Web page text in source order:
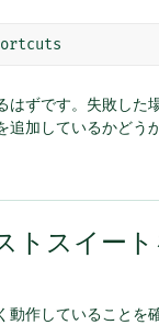
はずです。失敗した
追加しているかどう
トスイー
動作していることを